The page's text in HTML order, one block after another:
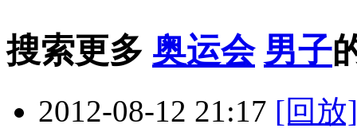
搜索更多 奥运会 男子
2012-08-12 21:17 [回放